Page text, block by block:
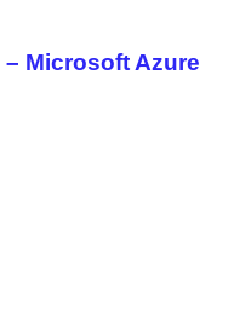
Microsoft Azure